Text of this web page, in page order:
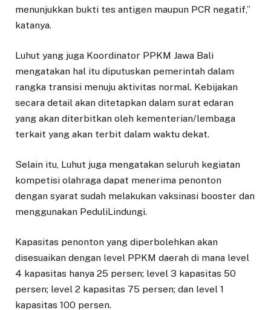
menunjukkan bukti tes antigen maupun PCR negatif,”
katanya.
Luhut yang juga Koordinator PPKM Jawa Bali
mengatakan hal itu diputuskan pemerintah dalam
rangka transisi menuju aktivitas normal. Kebijakan
secara detail akan ditetapkan dalam surat edaran
yang akan diterbitkan oleh kementerian/lembaga
terkait yang akan terbit dalam waktu dekat.
Selain itu, Luhut juga mengatakan seluruh kegiatan
kompetisi olahraga dapat menerima penonton
dengan syarat sudah melakukan vaksinasi booster dan
menggunakan PeduliLindungi.
Kapasitas penonton yang diperbolehkan akan
disesuaikan dengan level PPKM daerah di mana level
4 kapasitas hanya 25 persen; level 3 kapasitas 50
persen; level 2 kapasitas 75 persen; dan level 1
kapasitas 100 persen.